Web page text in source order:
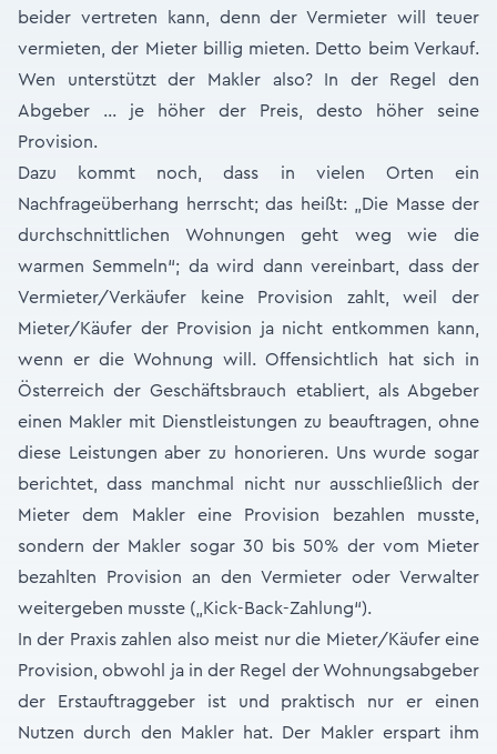
beider vertreten kann, denn der Vermieter will teuer
vermieten, der Mieter billig mieten. Detto beim Verkauf.
Wen unterstützt der Makler also? In der Regel den
Abgeber … je höher der Preis, desto höher seine
Provision.
Dazu kommt noch, dass in vielen Orten ein
Nachfrageüberhang herrscht; das heißt: „Die Masse der
durchschnittlichen Wohnungen geht weg wie die
warmen Semmeln“; da wird dann vereinbart, dass der
Vermieter/Verkäufer keine Provision zahlt, weil der
Mieter/Käufer der Provision ja nicht entkommen kann,
wenn er die Wohnung will. Offensichtlich hat sich in
Österreich der Geschäftsbrauch etabliert, als Abgeber
einen Makler mit Dienstleistungen zu beauftragen, ohne
diese Leistungen aber zu honorieren. Uns wurde sogar
berichtet, dass manchmal nicht nur ausschließlich der
Mieter dem Makler eine Provision bezahlen musste,
sondern der Makler sogar 30 bis 50% der vom Mieter
bezahlten Provision an den Vermieter oder Verwalter
weitergeben musste („Kick-Back-Zahlung“).
In der Praxis zahlen also meist nur die Mieter/Käufer eine
Provision, obwohl ja in der Regel der Wohnungsabgeber
der Erstauftraggeber ist und praktisch nur er einen
Nutzen durch den Makler hat. Der Makler erspart ihm